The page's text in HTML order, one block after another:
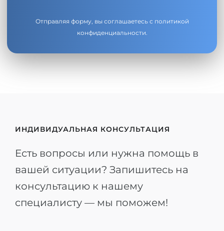
Отправляя форму, вы соглашаетесь с политикой
конфиденциальности.
ИНДИВИДУАЛЬНАЯ КОНСУЛЬТАЦИЯ
Есть вопросы или нужна помощь в
вашей ситуации? Запишитесь на
консультацию к нашему
специалисту — мы поможем!